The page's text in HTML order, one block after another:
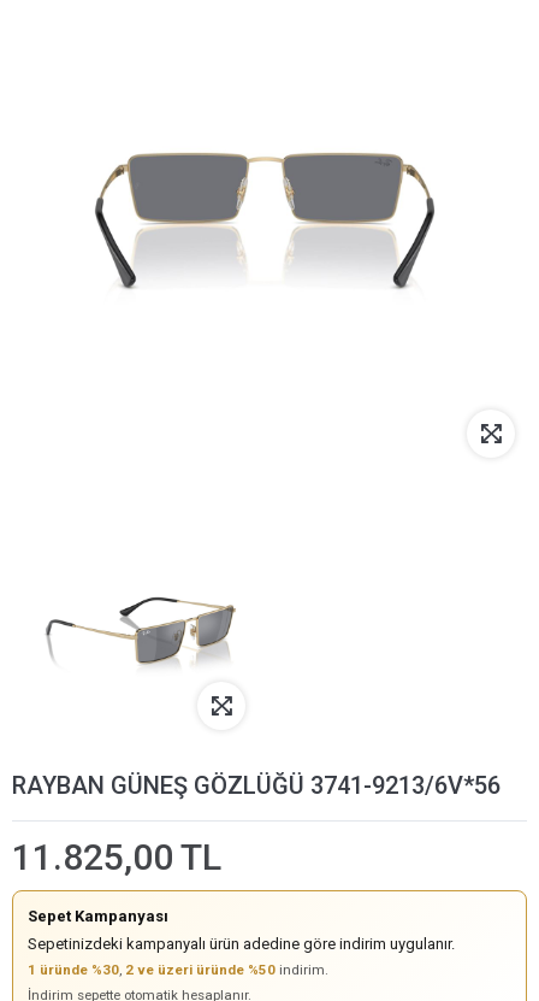
RAYBAN GÜNEŞ GÖZLÜĞÜ 3741-9213/6V*56
11.825,00 TL
Sepet Kampanyası
Sepetinizdeki kampanyalı ürün adedine göre indirim uygulanır.
1 üründe %30, 2 ve üzeri üründe %50 indirim.
İndirim sepette otomatik hesaplanır.